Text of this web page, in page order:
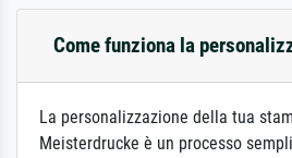
Come funziona la
La personalizzazione della tua
Meisterdrucke è un processo